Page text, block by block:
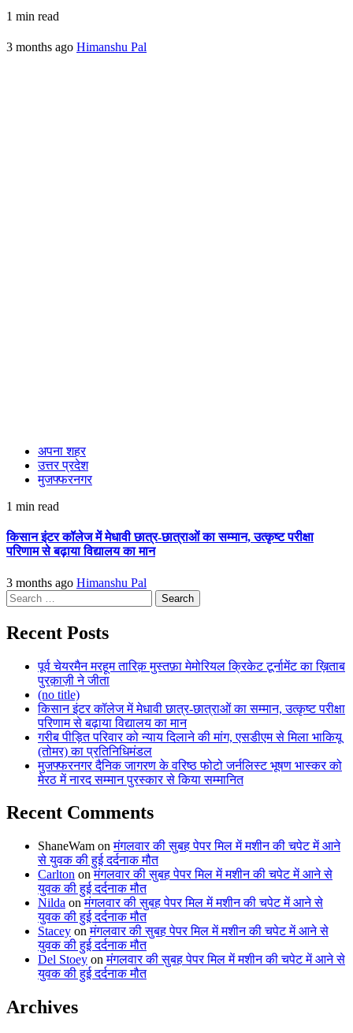
1 min read
3 months ago Himanshu Pal
अपना शहर
उत्तर प्रदेश
मुजफ्फरनगर
1 min read
किसान इंटर कॉलेज में मेधावी छात्र-छात्राओं का सम्मान, उत्कृष्ट परीक्षा
परिणाम से बढ़ाया विद्यालय का मान
3 months ago Himanshu Pal
Search
for:
Recent Posts
पूर्व चेयरमैन मरहूम तारिक़ मुस्तफ़ा मेमोरियल क्रिकेट टूर्नामेंट का ख़िताब
पुरक़ाज़ी ने जीता
(no title)
किसान इंटर कॉलेज में मेधावी छात्र-छात्राओं का सम्मान, उत्कृष्ट परीक्षा
परिणाम से बढ़ाया विद्यालय का मान
गरीब पीड़ित परिवार को न्याय दिलाने की मांग, एसडीएम से मिला भाकियू
(तोमर) का प्रतिनिधिमंडल
मुजफ्फरनगर दैनिक जागरण के वरिष्ठ फोटो जर्नलिस्ट भूषण भास्कर को
मेरठ में नारद सम्मान पुरस्कार से किया सम्मानित
Recent Comments
ShaneWam onमंगलवार की सुबह पेपर मिल में मशीन की चपेट में आने
से युवक की हुई दर्दनाक मौत
Carlton onमंगलवार की सुबह पेपर मिल में मशीन की चपेट में आने से
युवक की हुई दर्दनाक मौत
Nilda onमंगलवार की सुबह पेपर मिल में मशीन की चपेट में आने से
युवक की हुई दर्दनाक मौत
Stacey onमंगलवार की सुबह पेपर मिल में मशीन की चपेट में आने से
युवक की हुई दर्दनाक मौत
Del Stoey onमंगलवार की सुबह पेपर मिल में मशीन की चपेट में आने से
युवक की हुई दर्दनाक मौत
Archives